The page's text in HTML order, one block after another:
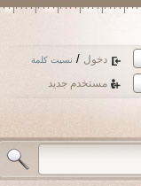
دخول / نسيت كلمة
مستخدم جديد